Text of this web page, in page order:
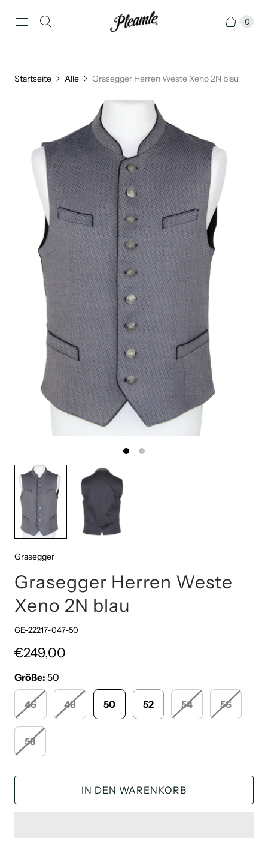
0
Startseite Alle Grasegger Herren Weste Xeno 2N blau
Grasegger
Grasegger Herren Weste
Xeno 2N blau
GE-22217-047-50
€249,00
Größe: 50
46 48 50 52 54 56
58
IN DEN WARENKORB